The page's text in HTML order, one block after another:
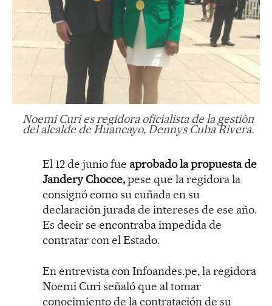
Noemi Curi es regidora oficialista de la gestiòn
del alcalde de Huancayo, Dennys Cuba Rivera.
El 12 de junio fue aprobado la propuesta de
Jandery Chocce,pese que la regidora la
consignó como su cuñada en su
declaración jurada de intereses de ese año.
Es decir se encontraba impedida de
contratar con el Estado.
En entrevista con Infoandes.pe, la regidora
Noemi Curi señaló que al tomar
conocimiento de la contratación de su